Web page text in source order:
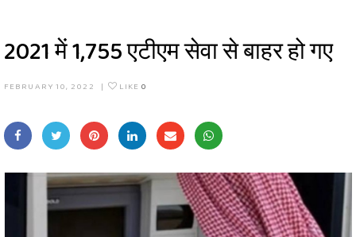
2021 में 1,755 एटीएम सेवा से बाहर हो गए
FEBRUARY 10, 2022 | LIKE 0